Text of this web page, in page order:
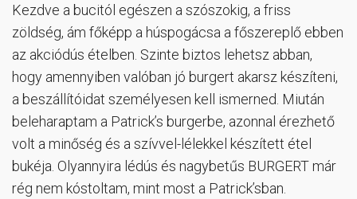
Kezdve a bucitól egészen a szószokig, a friss
zöldség, ám főképp a húspogácsa a főszereplő ebben
az akciódús ételben. Szinte biztos lehetsz abban,
hogy amennyiben valóban jó burgert akarsz készíteni,
a beszállítóidat személyesen kell ismerned. Miután
beleharaptam a Patrick’s burgerbe, azonnal érezhető
volt a minőség és a szívvel-lélekkel készített étel
bukéja. Olyannyira lédús és nagybetűs BURGERT már
rég nem kóstoltam, mint most a Patrick’sban.